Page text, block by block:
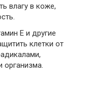
влагу в коже,
E и другие
клетки от
организма.